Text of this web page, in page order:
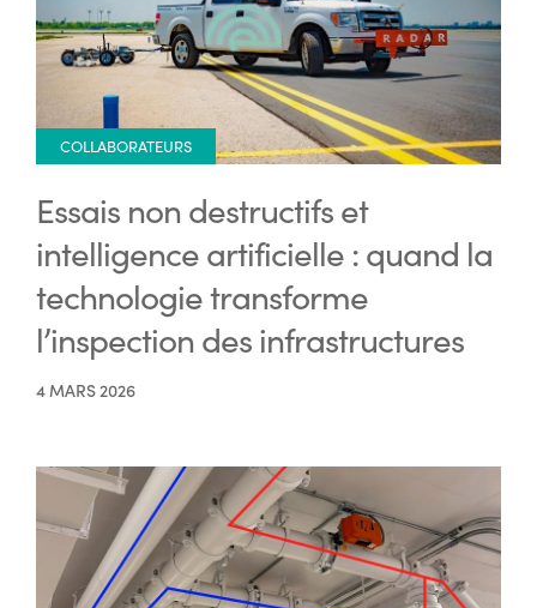
COLLABORATEURS
Essais non destructifs et
intelligence artificielle : quand la
technologie transforme
l’inspection des infrastructures
4 MARS 2026